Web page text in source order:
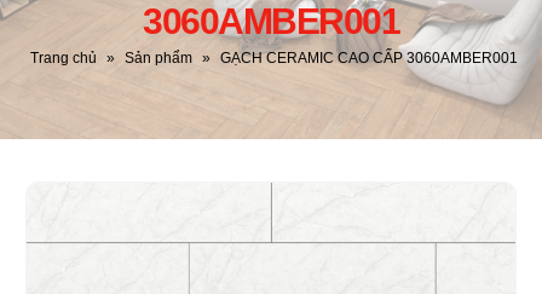
3060AMBER001
Trang chủ » Sản phẩm » GẠCH CERAMIC CAO CẤP 3060AMBER001